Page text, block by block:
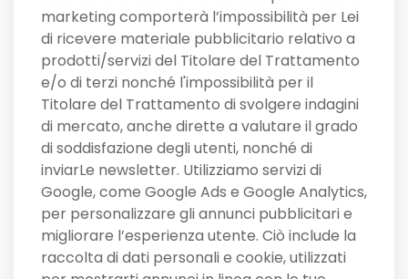
marketing comporterà l’impossibilità per Lei
di ricevere materiale pubblicitario relativo a
prodotti/servizi del Titolare del Trattamento
e/o di terzi nonché l'impossibilità per il
Titolare del Trattamento di svolgere indagini
di mercato, anche dirette a valutare il grado
di soddisfazione degli utenti, nonché di
inviarLe newsletter. Utilizziamo servizi di
Google, come Google Ads e Google Analytics,
per personalizzare gli annunci pubblicitari e
migliorare l’esperienza utente. Ciò include la
raccolta di dati personali e cookie, utilizzati